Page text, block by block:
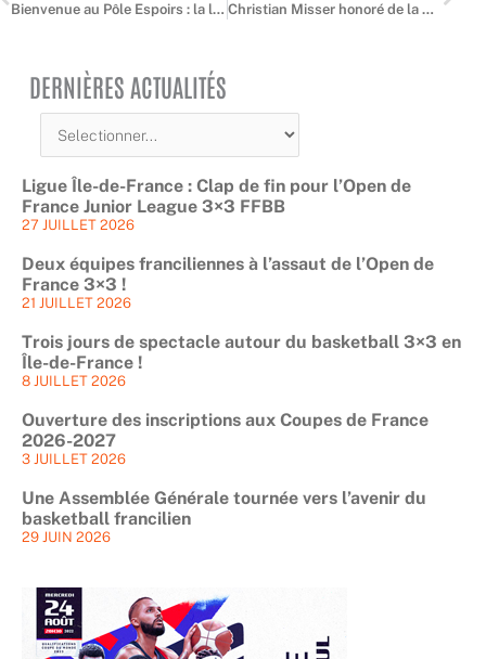
Bienvenue au Pôle Espoirs : la liste des nouveaux entrants au Pôle Espoirs Île-de-France pour la saison 2025-2026 est désormais dévoilée. Christian Misser honoré de la médaille d’or de la jeunesse, des sports et de l’engagement associatif
DERNIÈRES ACTUALITÉS
Ligue Île-de-France : Clap de fin pour l’Open de
France Junior League 3×3 FFBB
27 JUILLET 2026
Deux équipes franciliennes à l’assaut de l’Open de
France 3×3 !
21 JUILLET 2026
Trois jours de spectacle autour du basketball 3×3 en
Île-de-France !
8 JUILLET 2026
Ouverture des inscriptions aux Coupes de France
2026-2027
3 JUILLET 2026
Une Assemblée Générale tournée vers l’avenir du
basketball francilien
29 JUIN 2026